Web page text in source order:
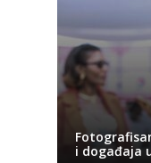
i događaja